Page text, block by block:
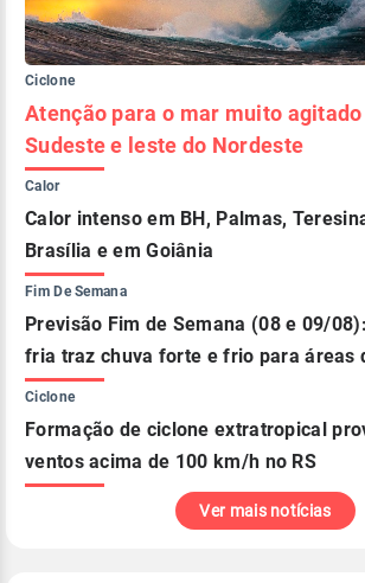
Ciclone
Atenção para o mar muito agitado
Sudeste e leste do Nordeste
Calor
Calor intenso em BH, Palmas,
Brasília e em Goiânia
Fim De Semana
Previsão Fim de Semana (08 e 09/
fria traz chuva forte e frio para áreas
Ciclone
Formação de ciclone extratropical
ventos acima de 100 km/h no RS
Ver mais notícias